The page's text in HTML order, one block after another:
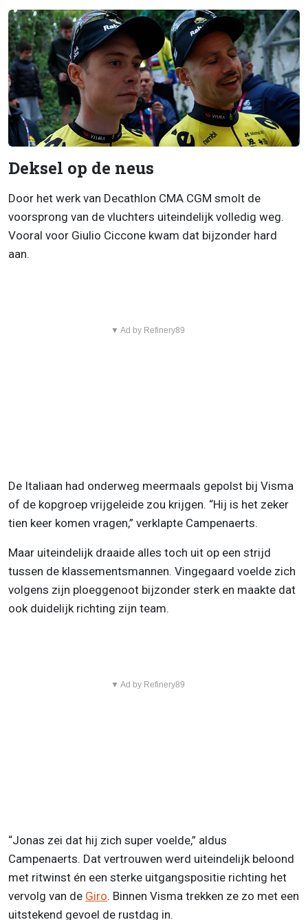
Deksel op de neus
Door het werk van Decathlon CMA CGM smolt de
voorsprong van de vluchters uiteindelijk volledig weg.
Vooral voor Giulio Ciccone kwam dat bijzonder hard
aan.
▼ Ad by Refinery89
De Italiaan had onderweg meermaals gepolst bij Visma
of de kopgroep vrijgeleide zou krijgen. “Hij is het zeker
tien keer komen vragen,” verklapte Campenaerts.
Maar uiteindelijk draaide alles toch uit op een strijd
tussen de klassementsmannen. Vingegaard voelde zich
volgens zijn ploeggenoot bijzonder sterk en maakte dat
ook duidelijk richting zijn team.
▼ Ad by Refinery89
“Jonas zei dat hij zich super voelde,” aldus
Campenaerts. Dat vertrouwen werd uiteindelijk beloond
met ritwinst én een sterke uitgangspositie richting het
vervolg van de Giro. Binnen Visma trekken ze zo met een
uitstekend gevoel de rustdag in.